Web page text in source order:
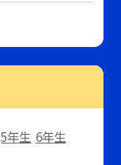
5年生 6年生